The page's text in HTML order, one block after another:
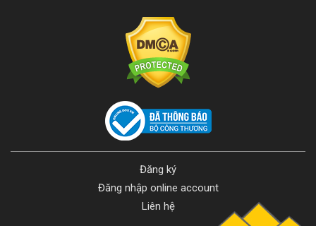
Đăng ký
Đăng nhập online account
Liên hệ